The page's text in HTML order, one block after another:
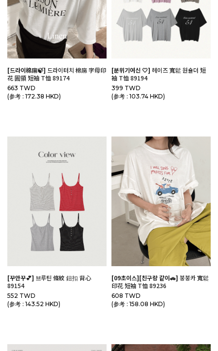
[드라이棉麻🍃] 드라이터치 棉麻 字母印
花 圓領 短袖 T恤 89174
663 TWD
(参考 : 172.38 HKD)
[분위기여신 🤍] 헤이즈 寬鬆 원숄더 短
袖 T恤 89194
399 TWD
(参考 : 103.74 HKD)
[꾸안꾸💕] 브루틴 條紋 鈕扣 背心
89154
552 TWD
(参考 : 143.52 HKD)
[09초이스][친구랑 같이🚗] 붕붕카 寬鬆
印花 短袖 T恤 89236
608 TWD
(参考 : 158.08 HKD)